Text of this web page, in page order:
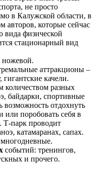
не просто
в Калужской области, в
авторов, которые сейчас
вида физической
стационарный вид
ножевой.
аттракционы –
гигантские качели.
количеством разных
байдарки, спортивные
возможность отдохнуть
или поробовать себя в
Т-парк проводит
катамаранах, сапах.
событий: тренингов,
и прочего.